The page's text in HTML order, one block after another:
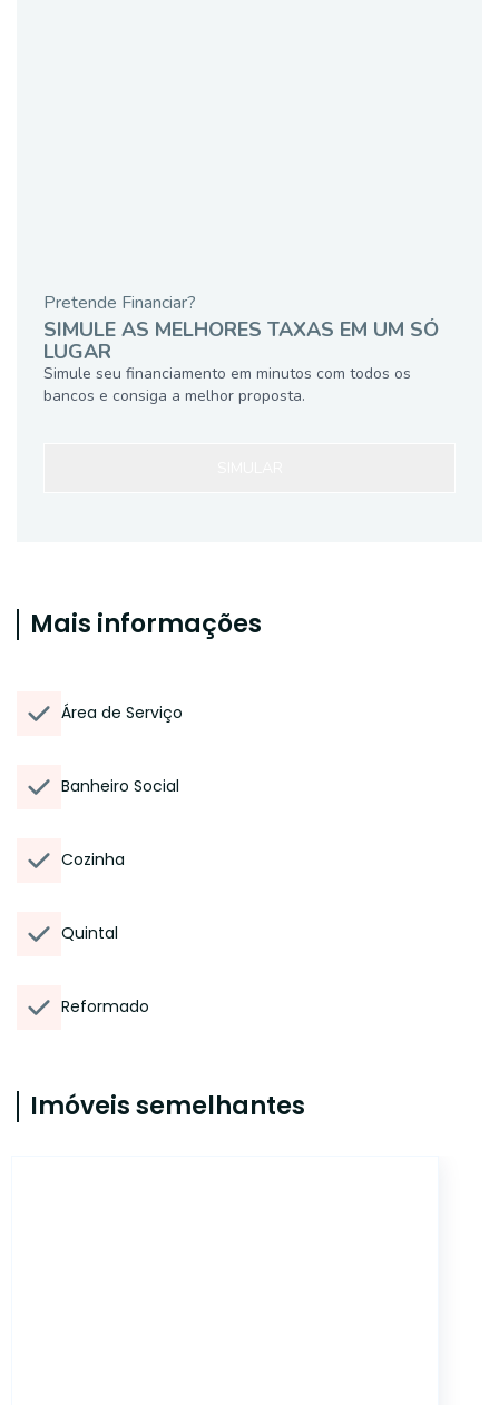
Pretende Financiar?
SIMULE AS MELHORES TAXAS EM UM SÓ
LUGAR
Simule seu financiamento em minutos com todos os
bancos e consiga a melhor proposta.
Mais informações
Área de Serviço
Banheiro Social
Cozinha
Quintal
Reformado
Imóveis semelhantes